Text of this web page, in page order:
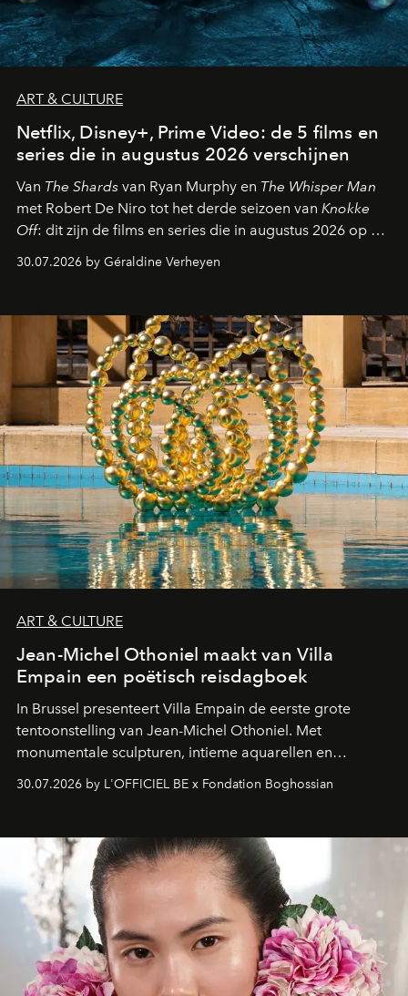
ART & CULTURE
Netflix, Disney+, Prime Video: de 5 films en
series die in augustus 2026 verschijnen
Van The Shards van Ryan Murphy en The Whisper Man
met Robert De Niro tot het derde seizoen van Knokke
Off: dit zijn de films en series die in augustus 2026 op de
streamingplatformen verschijnen.
30.07.2026 by Géraldine Verheyen
ART & CULTURE
Jean-Michel Othoniel maakt van Villa
Empain een poëtisch reisdagboek
In Brussel presenteert Villa Empain de eerste grote
tentoonstelling van Jean-Michel Othoniel. Met
monumentale sculpturen, intieme aquarellen en
fonkelend Murano-glas creëert de Franse kunstenaar
een emotionele reis waarin elk werk de herinnering
moment van verwondering.
30.07.2026 by L'OFFICIEL BE x Fondation Boghossian